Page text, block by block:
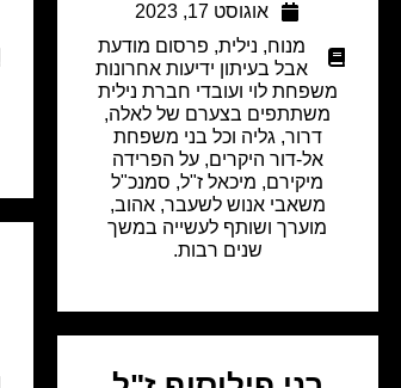
אוגוסט 17, 2023
מנוח, נילית, פרסום מודעת
אבל בעיתון ידיעות אחרונות
משפחת לוי ועובדי חברת נילית
משתתפים בצערם של לאלה,
דרור, גליה וכל בני משפחת
אל-דור היקרים, על הפרידה
מיקירם, מיכאל ז"ל, סמנכ"ל
משאבי אנוש לשעבר, אהוב,
מוערך ושותף לעשייה במשך
שנים רבות.